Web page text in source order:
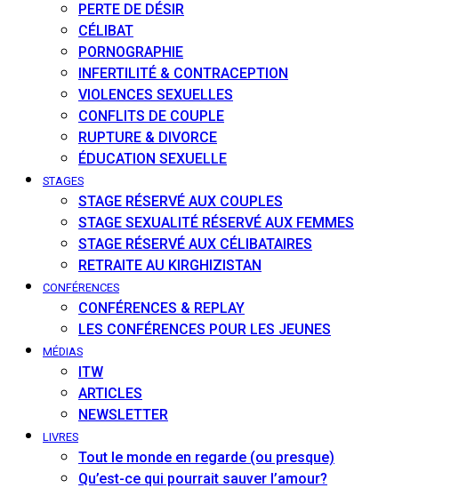
PERTE DE DÉSIR
CÉLIBAT
PORNOGRAPHIE
INFERTILITÉ & CONTRACEPTION
VIOLENCES SEXUELLES
CONFLITS DE COUPLE
RUPTURE & DIVORCE
ÉDUCATION SEXUELLE
STAGES
STAGE RÉSERVÉ AUX COUPLES
STAGE SEXUALITÉ RÉSERVÉ AUX FEMMES
STAGE RÉSERVÉ AUX CÉLIBATAIRES
RETRAITE AU KIRGHIZISTAN
CONFÉRENCES
CONFÉRENCES & REPLAY
LES CONFÉRENCES POUR LES JEUNES
MÉDIAS
ITW
ARTICLES
NEWSLETTER
LIVRES
Tout le monde en regarde (ou presque)
Qu’est-ce qui pourrait sauver l’amour?